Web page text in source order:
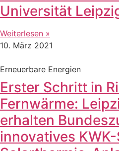
Universität
Weiterlesen »
10. März 2021
Erneuerbare Energien
Erster Schritt in
Fernwärme:
erhalten
innovatives